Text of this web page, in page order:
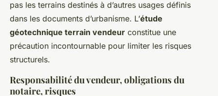
pas les terrains destinés à d’autres usages définis
dans les documents d’urbanisme. L’étude
géotechnique terrain vendeur constitue une
précaution incontournable pour limiter les risques
structurels.
Responsabilité du vendeur, obligations du
notaire, risques